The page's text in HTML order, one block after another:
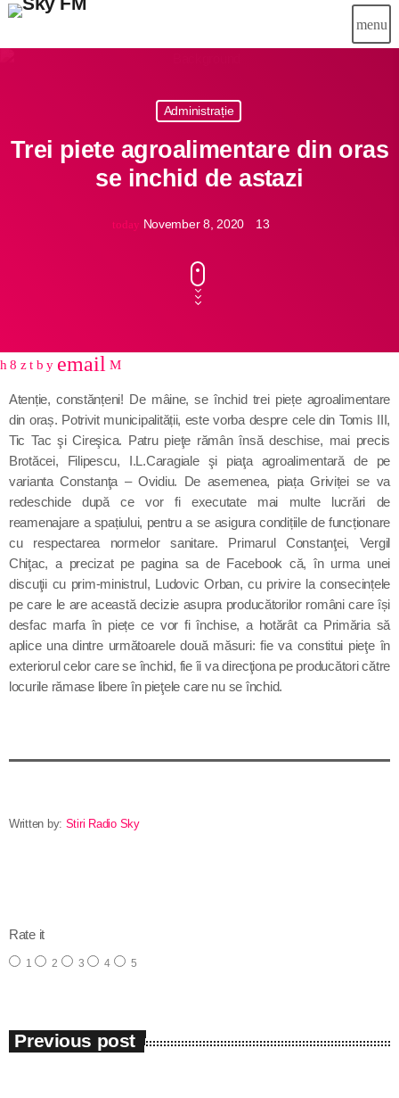
menu
close
Info-Util
Concursuri
Contact
Informatii utile
Destinația Mamaia-Constanța devine capitala vizuală a
litoralului
Inaugurarea Centrului de îngrijire a persoanelor cu
afecțiuni Alzheimer – UAMS Agigea
SEAS 2026 aduce spectacolul în stradă
Proiectul „Safe City”
Administrație
Trei piete agroalimentare din oras
se inchid de astazi
today November 8, 2020 13
email
Atenție, constănțeni! De mâine, se închid trei piețe agroalimentare
din oraș. Potrivit municipalității, este vorba despre cele din Tomis III,
Tic Tac şi Cireşica. Patru pieţe rămân însă deschise, mai precis
Brotăcei, Filipescu, I.L.Caragiale şi piaţa agroalimentară de pe
varianta Constanţa – Ovidiu. De asemenea, piața Griviței se va
redeschide după ce vor fi executate mai multe lucrări de
reamenajare a spațiului, pentru a se asigura condițiile de funcționare
cu respectarea normelor sanitare. Primarul Constanţei, Vergil
Chiţac, a precizat pe pagina sa de Facebook că, în urma unei
discuţii cu prim-ministrul, Ludovic Orban, cu privire la consecințele
pe care le are această decizie asupra producătorilor români care își
desfac marfa în piețe ce vor fi închise, a hotărât ca Primăria să
aplice una dintre următoarele două măsuri: fie va constitui pieţe în
exteriorul celor care se închid, fie îi va direcţiona pe producători către
locurile rămase libere în pieţele care nu se închid.
Written by: Stiri Radio Sky
Rate it
1 2 3 4 5
Previous post